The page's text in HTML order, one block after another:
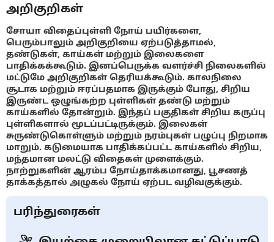
அறிகுறிகள்
சோயா விதைப்புள்ளி நோய் பயிர்களை,
பெரும்பாலும் அறிகுறியை ஏற்படுத்தாமல்,
தண்டுகள், காய்கள் மற்றும் இலைகளை
பாதிக்கக்கூடும். இனப்பெருக்க வளர்ச்சி நிலைகளில்
மட்டுமே அறிகுறிகள் தெரியக்கூடும். காலநிலை
சூடாக மற்றும் ஈரப்பதமாக இருக்கும் போது, சிறிய
இருண்ட ஒழுங்கற்ற புள்ளிகள் தண்டு மற்றும்
காய்களில் தோன்றும். இந்தப் பகுதிகள் சிறிய கருப்பு
புள்ளிகளால் மூடப்பட்டிருக்கும். இலைகள்
சுருண்டுகொள்ளும் மற்றும் நரம்புகள் பழுப்பு நிறமாக
மாறும். கடுமையாக பாதிக்கப்பட்ட காய்களில் சிறிய,
மந்தமான மலட்டு விதைகள் முளைக்கும்.
நாற்றுகளின் ஆரம்ப நோய்தாக்கமானது, பூசணத்
தாக்கத்தால் அழுகல் நோய் ஏற்பட வழிவகுக்கும்.
பரிந்துரைகள்